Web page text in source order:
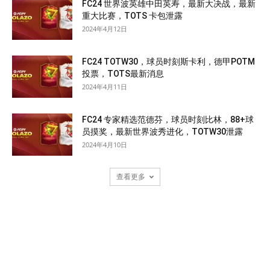
FC24 世界波英雄中田英寿，最新大决战，最新
重大比赛，TOTS 卡包泄露
2024年4月12日
FC24 TOTW30，球员时刻斯卡利，德甲POTM
投票，TOTS最新消息
2024年4月11日
FC24 专家精选范德芬，球员时刻比林，88+球
员摸奖，最新世界波秀进化，TOTW30泄露
2024年4月10日
查看更多